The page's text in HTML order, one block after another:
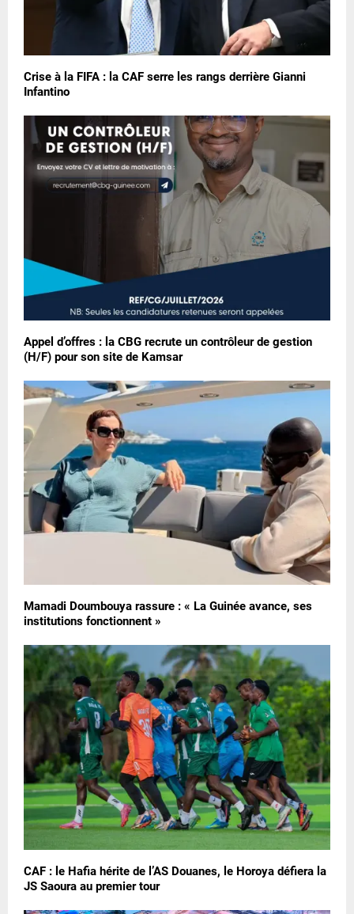
Crise à la FIFA : la CAF serre les rangs derrière Gianni
Infantino
Appel d’offres : la CBG recrute un contrôleur de gestion
(H/F) pour son site de Kamsar
Mamadi Doumbouya rassure : « La Guinée avance, ses
institutions fonctionnent »
CAF : le Hafia hérite de l’AS Douanes, le Horoya défiera la
JS Saoura au premier tour